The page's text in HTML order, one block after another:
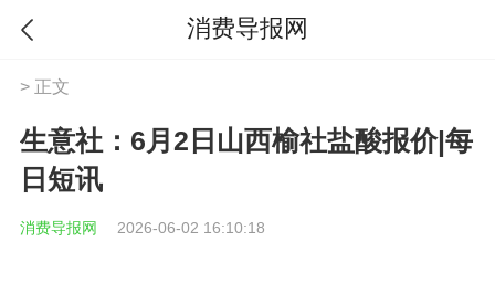
消费导报网
> 正文
生意社：6月2日山西榆社盐酸报价|每
日短讯
消费导报网 2026-06-02 16:10:18